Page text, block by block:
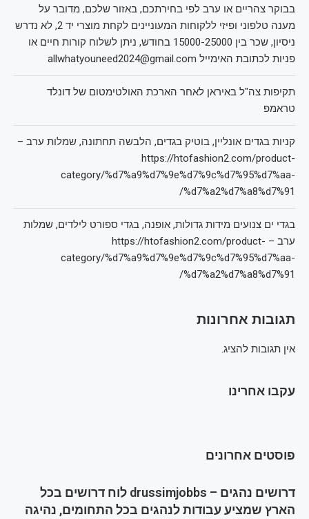
בבוקר צהריים או ערב לפי בחירתכם, באזור שלכם, מדובר על
מענה טלפוני ופיזי ללקוחות המעוניינים לקחת מוצרי יד 2, לא נדרש
ניסיון, שכר בין 15000-25000 בחודש, ניתן לשלוח קורות חיים או
פניות לכתובת האימייל allwhatyouneed2024@gmail.com
תקיפות צה"ל באיראן לאחר הארכת האולטימטום של דונלד
טראמפ
קניות בגדים אונליין, בוטיק בגדים, הלבשה תחתונה, שמלות ערב –
https://htofashion2.com/product-
category/%d7%a9%d7%9e%d7%9c%d7%95%d7%aa-
%d7%a2%d7%a8%d7%91/
בגדי ים צנועים מידות גדולות, אופנה, בגדי ספורט לילדים, שמלות
ערב – https://htofashion2.com/product-
category/%d7%a9%d7%9e%d7%9c%d7%95%d7%aa-
%d7%a2%d7%a8%d7%91/
תגובות אחרונות
אין תגובות להציג.
עקבו אחרינו
פוסטים אחרונים
דרושים נהגים – drussimjobbs לוח דרושים בכל
הארץ שמציע עבודות לנהגים בכל התחומים, נהיגה